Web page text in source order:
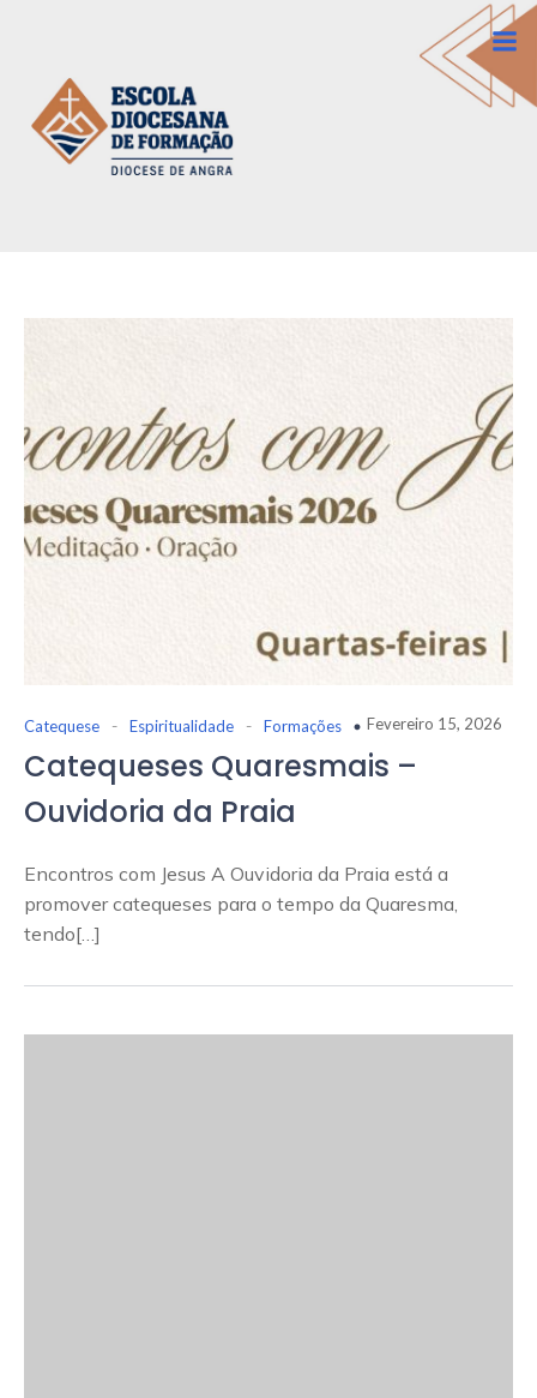
Catequese - Espiritualidade - Formações Fevereiro 15, 2026
Catequeses Quaresmais –
Ouvidoria da Praia
Encontros com Jesus A Ouvidoria da Praia está a
promover catequeses para o tempo da Quaresma,
tendo[…]